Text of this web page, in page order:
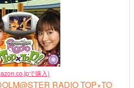
で購入)
RADIO TOP×TO